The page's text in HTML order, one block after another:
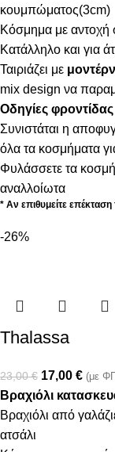
κουμπώματος(3cm)
Κόσμημα με αντοχή
Κατάλληλο και για
Ταιριάζει με
mix design να
Οδηγίες φροντίδας
Συνιστάται η
όλα τα κοσμήματα
Φυλάσσετε τα
αναλλοίωτα
* Αν επιθυμείτε
-26%
Thalassa
23,00€ 17,00 € (με
Βραχιόλι
Βραχιόλι από
ατσάλι